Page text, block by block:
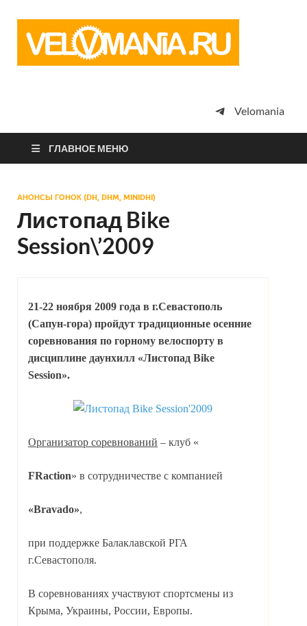
просто
Velomania
ГЛАВНОЕ МЕНЮ
АНОНСЫ ГОНОК (DH, DHM, MINIDHI)
Листопад Bike
Session\’2009
21-22 ноября 2009 года в г.Севастополь
(Сапун-гора) пройдут традиционные осенние
соревнования по горному велоспорту в
дисциплине даунхилл «Листопад Bike
Session».
Организатор соревнований – клуб «
FRaction» в сотрудничестве с компанией
«Bravado»,
при поддержке Балаклавской РГА
г.Севастополя.
В соревнованиях участвуют спортсмены из
Крыма, Украины, России, Европы.